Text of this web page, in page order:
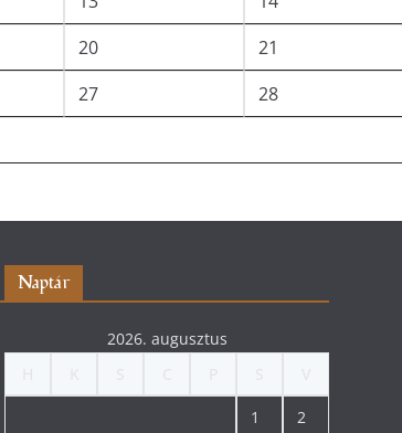
20 21
27 28
Naptár
2026. augusztus
1 2